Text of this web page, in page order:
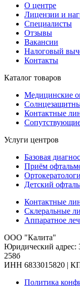
О центре
Лицензии и
Специалисты
Отзывы
Вакансии
Налоговый
Контакты
Каталог товаров
Медицинские
Контактные
Услуги центров
Базовая
Приём
Детский
Контактные
Склеральные
Аппаратное
ООО "Калита"
Юридический адрес:
258б
ИНН 6833015820 |
Политика